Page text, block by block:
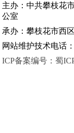
主办：中共攀枝
公室
承办：攀枝花市西
网站维护技术电话
ICP备案编号：蜀